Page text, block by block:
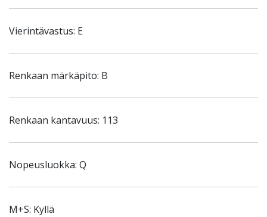
Vierintävastus: E
Renkaan märkäpito: B
Renkaan kantavuus: 113
Nopeusluokka: Q
M+S: Kyllä